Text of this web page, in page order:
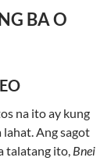
BA O
na ito ay kung
lahat. Ang sagot
talatang ito, Bnei